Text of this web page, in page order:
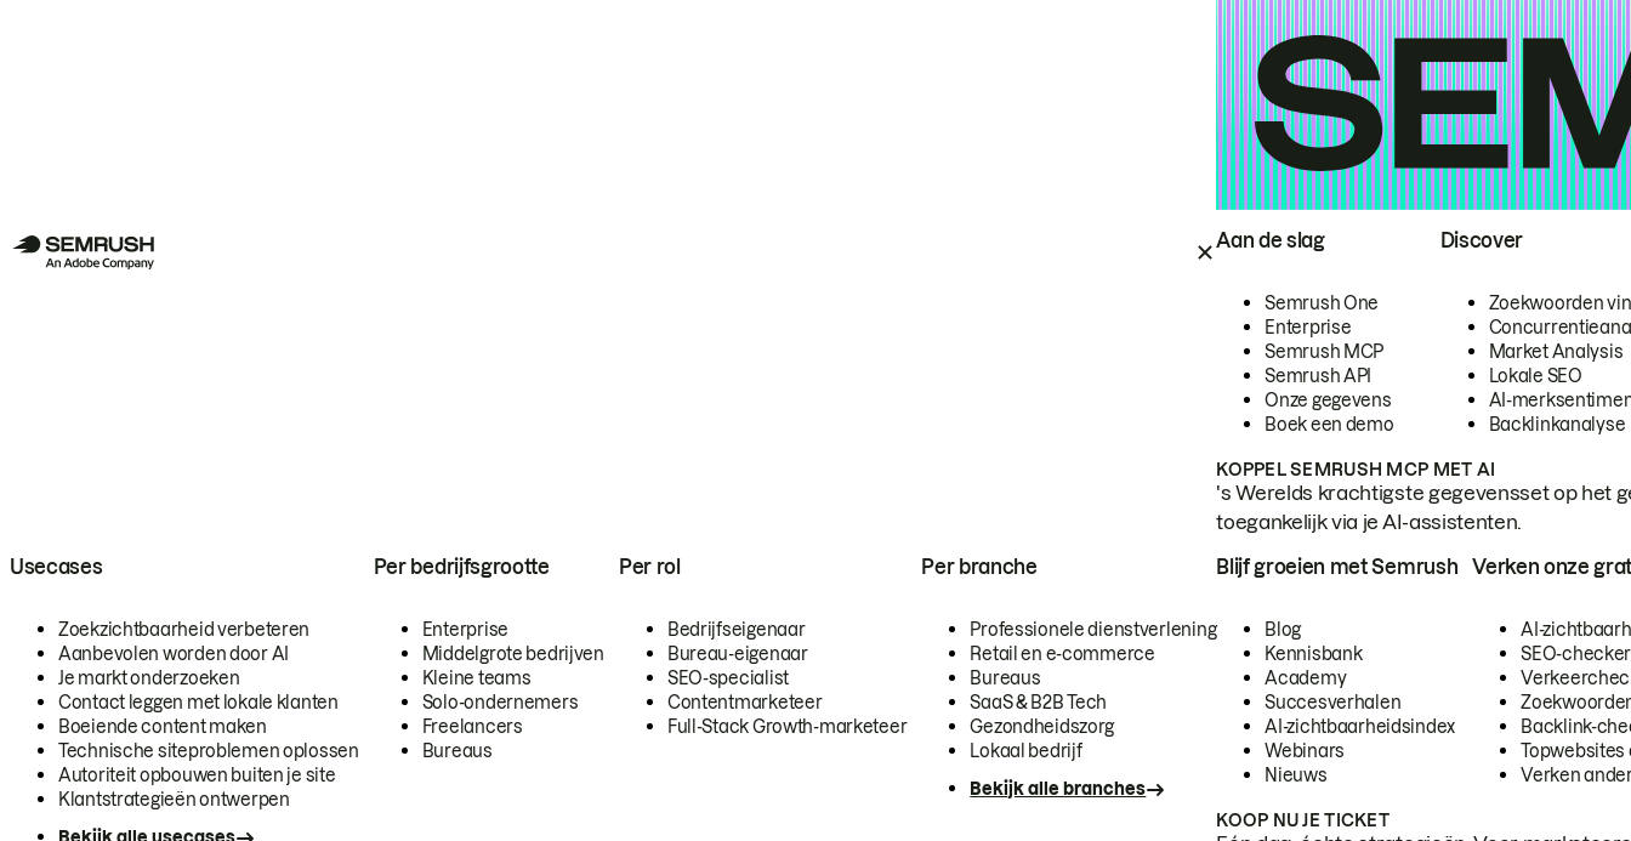
Aan de slag
Semrush One
Enterprise
Semrush MCP
Semrush API
Onze gegevens
Boek een demo
Discover
Zoekwoorden
Market Analysis
Lokale SEO
AI-
Backlinkanalyse
KOPPEL SEMRUSH MCP MET AI
's Werelds krachtigste gegevensset op het
toegankelijk via je AI-assistenten.
Usecases
Zoekzichtbaarheid verbeteren
Aanbevolen worden door AI
Je markt onderzoeken
Contact leggen met lokale klanten
Boeiende content maken
Technische siteproblemen oplossen
Autoriteit opbouwen buiten je site
Klantstrategieën ontwerpen
Per bedrijfsgrootte
Enterprise
Middelgrote bedrijven
Kleine teams
Solo-ondernemers
Freelancers
Bureaus
Per rol
Bedrijfseigenaar
Bureau-eigenaar
SEO-specialist
Contentmarketeer
Full-Stack Growth-marketeer
Per branche
Professionele dienstverlening
Retail en e-commerce
Bureaus
SaaS & B2B Tech
Gezondheidszorg
Lokaal bedrijf
Bekijk alle branches
Blijf groeien met Semrush
Blog
Kennisbank
Academy
Succesverhalen
AI-zichtbaarheidsindex
Webinars
Nieuws
Verken onze
AI-
SEO-checker
Backlink-
Topwebsites
Verken
KOOP NU JE TICKET